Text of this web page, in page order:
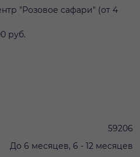
"Розовое сафари" (от 4
руб.
59206
До 6 месяцев, 6 - 12 месяцев